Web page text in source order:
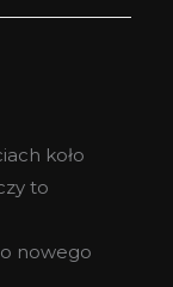
koło
to
nowego